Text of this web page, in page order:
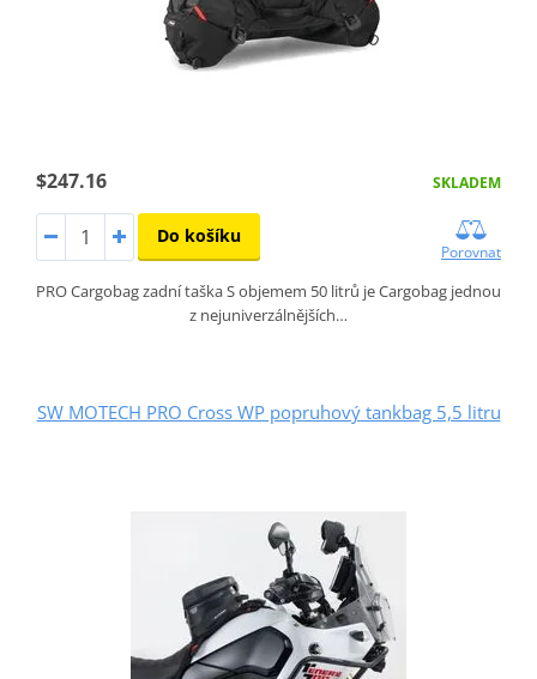
$247.16 SKLADEM
Do košíku
Porovnat
PRO Cargobag zadní taška S objemem 50 litrů je Cargobag jednou
z nejuniverzálnějších…
SW MOTECH PRO Cross WP popruhový tankbag 5,5 litru